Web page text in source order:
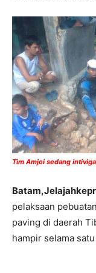
Tim Amjoi sedang
pelaksaan
paving di daerah
hampir selama